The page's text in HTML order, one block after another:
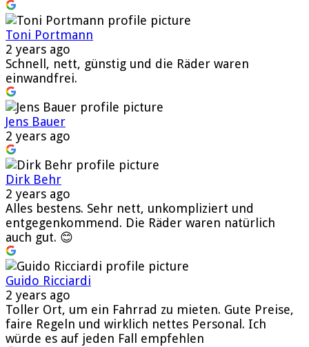
Toni Portmann
2 years ago
Schnell, nett, günstig und die Räder waren
einwandfrei.
Jens Bauer
2 years ago
Dirk Behr
2 years ago
Alles bestens. Sehr nett, unkompliziert und
entgegenkommend. Die Räder waren natürlich
auch gut. 😊
Guido Ricciardi
2 years ago
Toller Ort, um ein Fahrrad zu mieten. Gute Preise,
faire Regeln und wirklich nettes Personal. Ich
würde es auf jeden Fall empfehlen